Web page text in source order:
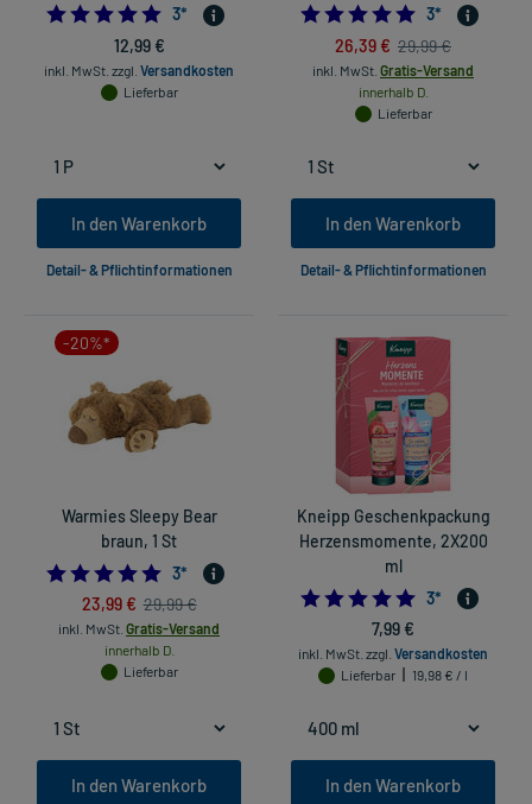
5.0
3*
12,99 €
inkl. MwSt. zzgl. Versandkosten
Lieferbar
In den Warenkorb
Detail- & Pflichtinformationen
5.0
3*
26,39 € 29,99 €
inkl. MwSt. Gratis-Versand
innerhalb D.
Lieferbar
In den Warenkorb
Detail- & Pflichtinformationen
-20%*
Warmies Sleepy Bear
braun, 1 St
5.0
3*
23,99 € 29,99 €
inkl. MwSt. Gratis-Versand
innerhalb D.
Lieferbar
In den Warenkorb
Kneipp Geschenkpackung
Herzensmomente, 2X200
ml
5.0
3*
7,99 €
inkl. MwSt. zzgl. Versandkosten
Lieferbar
19,98 € / l
In den Warenkorb